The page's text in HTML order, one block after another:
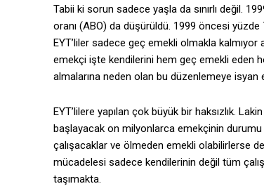
Tabii ki sorun sadece yaşla da sınırlı değil.
oranı (ABO) da düşürüldü. 1999 öncesi
EYT’liler sadece geç emekli olmakla
emekçi işte kendilerini hem geç emekli eden
almalarına neden olan bu düzenlemeye isyan
EYT’lilere yapılan çok büyük bir haksızlık.
başlayacak on milyonlarca emekçinin
çalışacaklar ve ölmeden emekli olabilirlerse
mücadelesi sadece kendilerinin değil tüm
taşımakta.